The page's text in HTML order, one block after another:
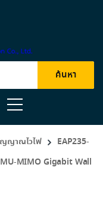
ค้นหา
ญาณไวไฟ
EAP235-
MIMO Gigabit Wall